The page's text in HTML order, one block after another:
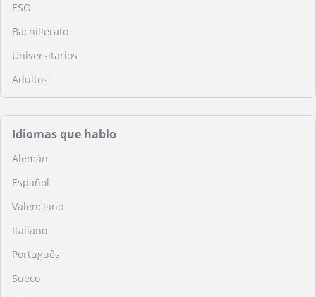
ESO
Bachillerato
Universitarios
Adultos
Idiomas que hablo
Alemán
Español
Valenciano
Italiano
Português
Sueco